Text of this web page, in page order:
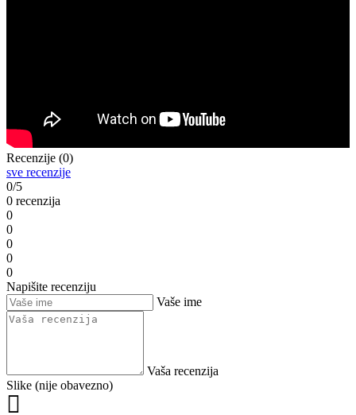
Recenzije (0)
sve recenzije
0/5
0 recenzija
0
0
0
0
0
Napišite recenziju
Vaše ime
Vaša recenzija
Slike (nije obavezno)